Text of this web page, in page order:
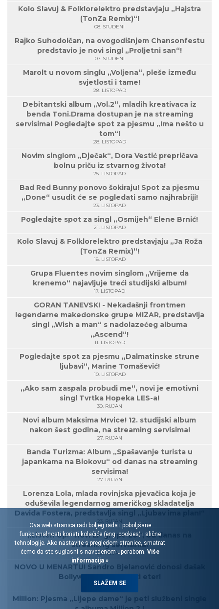
Kolo Slavuj & Folklorelektro predstavjaju „Hajstra
(TonZa Remix)“!
08. STUDENI
Rajko Suhodolčan, na ovogodišnjem Chansonfestu
predstavio je novi singl „Proljetni san“!
07. STUDENI
Marolt u novom singlu „Voljena“, pleše između
svjetlosti i tame!
28. LISTOPAD
Debitantski album „Vol.2“, mladih kreativaca iz
benda Toni.Drama dostupan je na streaming
servisima! Pogledajte spot za pjesmu „Ima nešto u
tom“!
28. LISTOPAD
Novim singlom „Dječak“, Dora Vestić prepričava
bolnu priču iz stvarnog života!
25. LISTOPAD
Bad Red Bunny ponovo šokiraju! Spot za pjesmu
„Done“ usudit će se pogledati samo najhrabriji!
23. LISTOPAD
Pogledajte spot za singl „Osmijeh“ Elene Brnić!
21. LISTOPAD
Kolo Slavuj & Folklorelektro predstavjaju „Ja Roža
(TonZa Remix)“!
18. LISTOPAD
Grupa Fluentes novim singlom „Vrijeme da
krenemo“ najavljuje treći studijski album!
17. LISTOPAD
GORAN TANEVSKI - Nekadašnji frontmen
legendarne makedonske grupe MIZAR, predstavlja
singl „Wish a man“ s nadolazećeg albuma
„Ascend“!
11. LISTOPAD
Pogledajte spot za pjesmu „Dalmatinske strune
ljubavi“, Marine Tomašević!
10. LISTOPAD
„Ako sam zaspala probudi me“, novi je emotivni
singl Tvrtka Hopeka LES-a!
30. RUJAN
Novi album Maksima Mrvice! 12. studijski album
nakon šest godina, na streaming servisima!
27. RUJAN
Banda Turizma: Album „Spašavanje turista u
japankama na Biokovu“ od danas na streaming
servisima!
27. RUJAN
Lorenza Lola, mlada rovinjska pjevačica koja je
oduševila legendarnog američkog skladatelja
Davida Fostera, predstavlja singl „Ljubav ima plan!“
23. RUJAN
„Listen Up!“ novi EP grupe EoT, od danas na
streaming servisima!
20. RUJAN
NOVO U MENARTU! Sandro Bjelanović donosi dašak
Bollywooda u hrvatski eter!
17. RUJAN
Million: Pjesma „Lijepe dame“ je peti službeni single
Ova web stranica radi boljeg rada i poboljšane
funkcionalnosti koristi kolačiće (eng. cookies) i slične
tehnologije. Ako nastavite s pregledom stranice, smatrat
ćemo da ste suglasni s navedenom uporabom. Više
informacija »
SLAŽEM SE